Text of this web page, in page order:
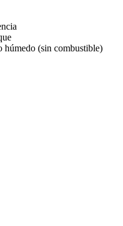
húmedo (sin combustible)